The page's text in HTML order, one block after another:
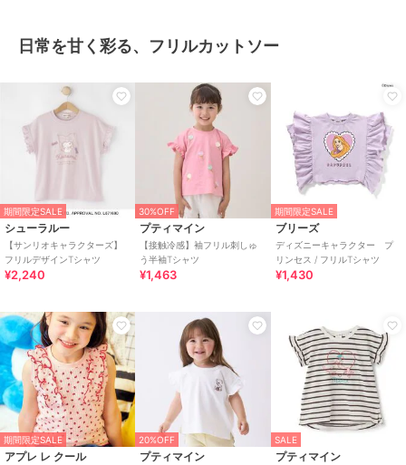
日常を甘く彩る、フリルカットソー
期間限定SALE
シューラルー
【サンリオキャラクターズ】
フリルデザインTシャツ
¥2,240
30%OFF
プティマイン
【接触冷感】袖フリル刺しゅ
う半袖Tシャツ
¥1,463
期間限定SALE
ブリーズ
ディズニーキャラクター プ
リンセス / フリルTシャツ
¥1,430
期間限定SALE
アプレ レ クール
20%OFF
プティマイン
SALE
プティマイン